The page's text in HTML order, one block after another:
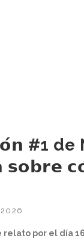
#1 de
𝘀𝗼𝗯𝗿𝗲
relato por el día